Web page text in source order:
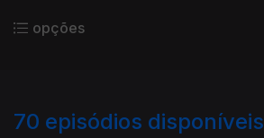
opções
70 episódios disponíveis